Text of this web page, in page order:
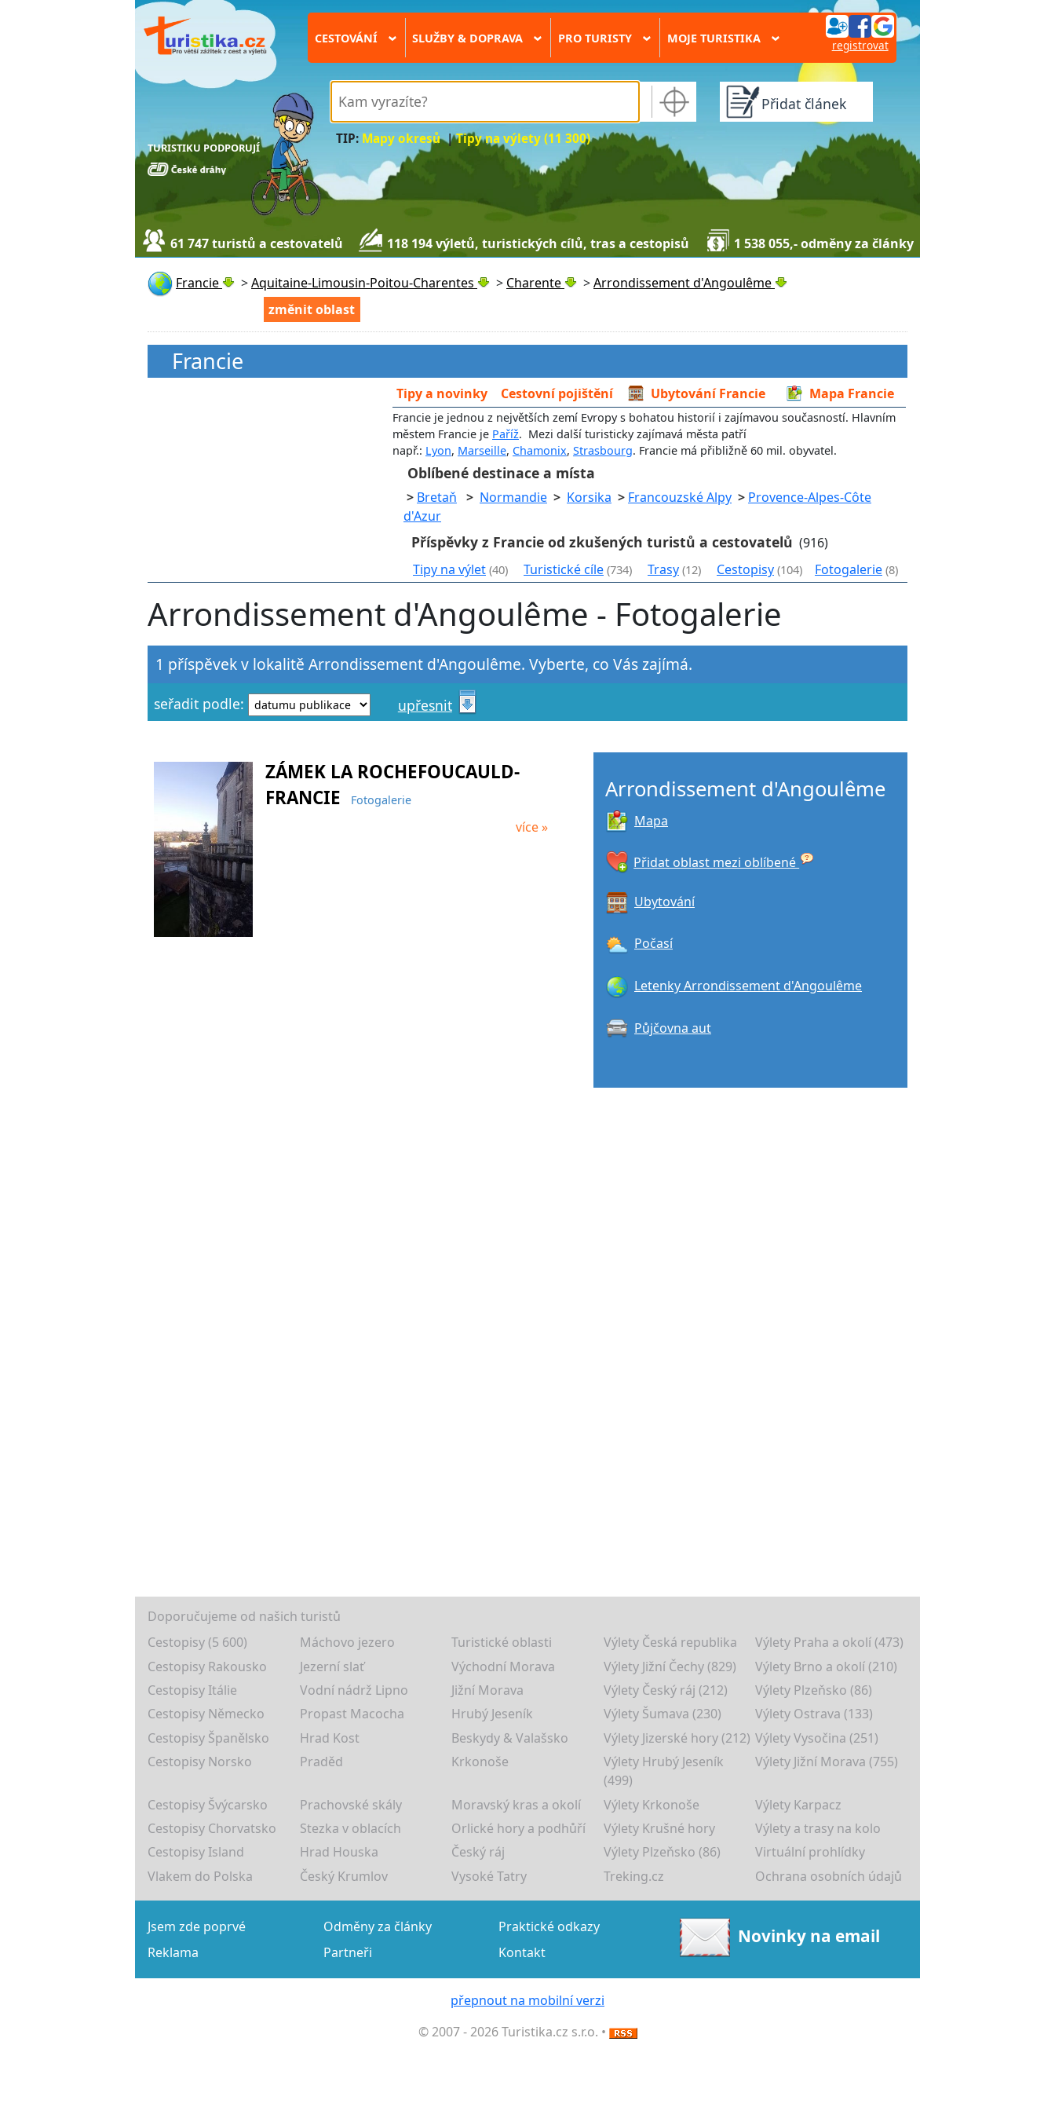
TURISTIKU PODPORUJÍ
CESTOVÁNÍ › SLUŽBY & DOPRAVA › PRO TURISTY › MOJE TURISTIKA › registrovat
TIP: Mapy okresů|Tipy na výlety (11 300)
Přidat článek
61 747 turistů a cestovatelů 118 194 výletů, turistických cílů, tras a cestopisů 1 538 055,- odměny za články
Francie >Aquitaine-Limousin-Poitou-Charentes > Charente >Arrondissement d'Angoulême
změnit oblast
Francie
Tipy a novinky Cestovní pojištění Ubytování Francie Mapa Francie
Francie je jednou z největších zemí Evropy s bohatou historií i zajímavou současností. Hlavním
městem Francie je Paříž. Mezi další turisticky zajímavá města patří
např.: Lyon, Marseille, Chamonix, Strasbourg. Francie má přibližně 60 mil. obyvatel.
Oblíbené destinace a místa
> Bretaň > Normandie > Korsika > Francouzské Alpy > Provence-Alpes-Côte
d'Azur
Příspěvky z Francie od zkušených turistů a cestovatelů (916)
Tipy na výlet (40) Turistické cíle (734) Trasy (12) Cestopisy (104) Fotogalerie (8)
Arrondissement d'Angoulême - Fotogalerie
1 příspěvek v lokalitě Arrondissement d'Angoulême. Vyberte, co Vás zajímá.
seřadit podle: upřesnit
ZÁMEK LA ROCHEFOUCAULD-
FRANCIE
Fotogalerie
více »
Arrondissement d'Angoulême
Mapa
Přidat oblast mezi oblíbené
Ubytování
Počasí
Letenky Arrondissement d'Angoulême
Půjčovna aut
Doporučujeme od našich turistů
Cestopisy (5 600)
Máchovo jezero Turistické oblasti Výlety Česká republika
Výlety Praha a okolí (473)
Cestopisy Rakousko
Jezerní slať Východní Morava Výlety Jižní Čechy (829)
Výlety Brno a okolí (210)
Cestopisy Itálie
Vodní nádrž Lipno Jižní Morava Výlety Český ráj (212)
Výlety Plzeňsko (86)
Cestopisy Německo
Propast Macocha Hrubý Jeseník Výlety Šumava (230)
Výlety Ostrava (133)
Cestopisy Španělsko
Hrad Kost Beskydy & Valašsko Výlety Jizerské hory (212) Výlety Vysočina (251)
Cestopisy Norsko
Praděd Krkonoše
Výlety Hrubý Jeseník
(499)
Výlety Jižní Morava (755)
Cestopisy Švýcarsko Prachovské skály Moravský kras a okolí Výlety Krkonoše
Výlety Karpacz
Cestopisy Chorvatsko
Stezka v oblacích Orlické hory a podhůří Výlety Krušné hory
Výlety a trasy na kolo
Cestopisy Island
Hrad Houska Český ráj Výlety Plzeňsko (86)
Virtuální prohlídky
Vlakem do Polska
Český Krumlov Vysoké Tatry Treking.cz Ochrana osobních údajů
Jsem zde poprvé Odměny za články
Praktické odkazy
Reklama
Partneři Kontakt
Novinky na email
přepnout na mobilní verzi
© 2007 - 2026 Turistika.cz s.r.o. •